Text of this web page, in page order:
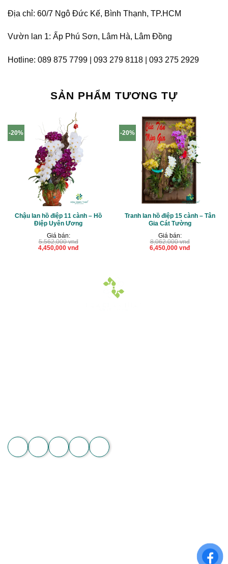
Địa chỉ: 60/7 Ngô Đức Kế, Bình Thạnh, TP.HCM
Vườn lan 1: Ấp Phú Sơn, Lâm Hà, Lâm Đồng
Hotline: 089 875 7799 | 093 279 8118 | 093 275 2929
SẢN PHẨM TƯƠNG TỰ
-20%
Chậu lan hồ điệp 11 cành – Hồ
Điệp Uyên Ương
Giá bán:
5,562,000vnđ
Giá
gốc
4,450,000 vnđ
Giá
hiện
-20%
Tranh lan hồ điệp 15 cành – Tân
Gia Cát Tường
Giá bán:
8,062,000vnđ
Giá
gốc
6,450,000 vnđ
Giá
hiện